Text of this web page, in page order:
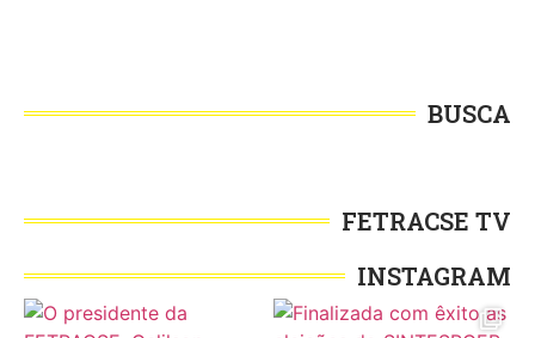
BUSCA
FETRACSE TV
INSTAGRAM